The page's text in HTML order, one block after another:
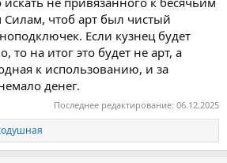
чтоб арт был чистый
Если кузнец будет
то на итог это будет не арт, а
к использованию, и за
денег.
Последнее редактирование: 06.12.2025